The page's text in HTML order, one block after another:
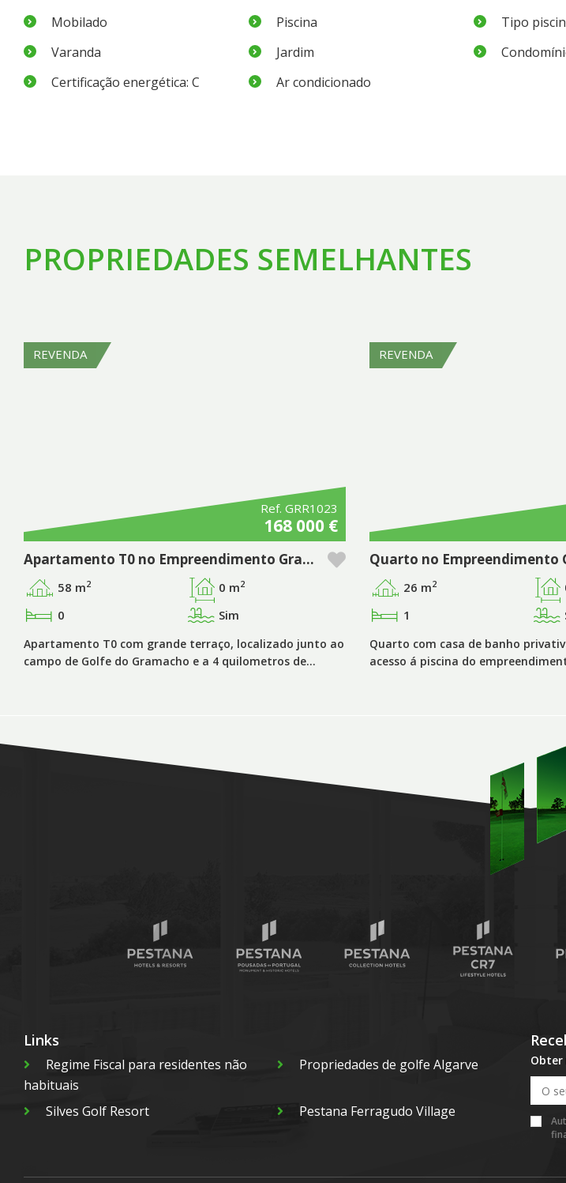
Mobilado Piscina
Tipo
Varanda
Jardim
Certificação energética: C
Ar condicionado
PROPRIEDADES SEMELHANTES
REVENDA
Ref. GRR1023
168 000 €
Apartamento T0 no Empreendimento Gramacho Residences – Algarve
58 m2 0 m2
0 Sim
Apartamento T0 com grande terraço, localizado junto ao
campo de Golfe do Gramacho e a 4 quilometros de…
REVENDA
26 m2
1
Quarto com casa de banho
acesso á piscina do
Links
Regime Fiscal para residentes não
habituais
Propriedades de golfe Algarve
Silves Golf Resort Pestana Ferragudo Village